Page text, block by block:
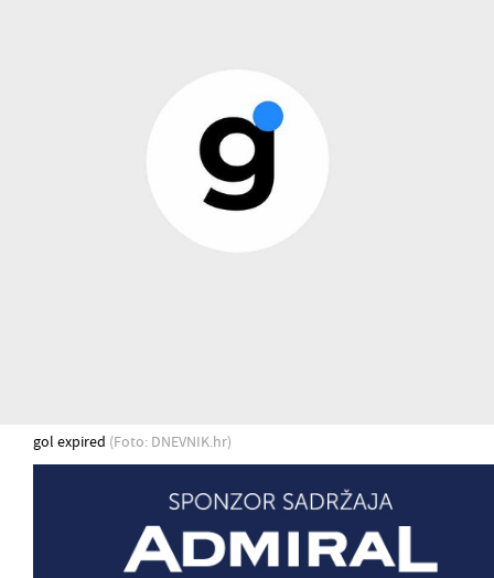
gol expired (Foto: DNEVNIK.hr)